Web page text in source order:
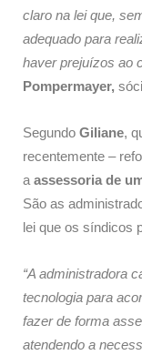
claro na lei que,
adequado para
haver prejuízos ao
Pompermayer,
Segundo Giliane,
recentemente –
a assessoria de
São as
lei que os síndicos
“A administradora
tecnologia para
fazer de forma
atendendo a